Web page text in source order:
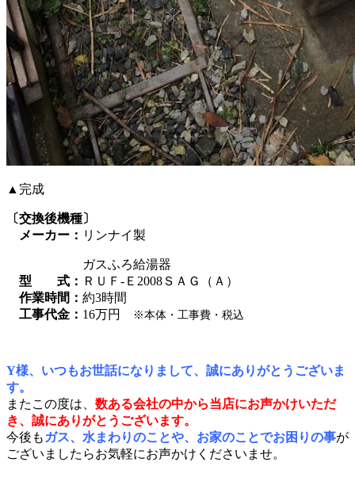
▲完成
〔交換後機種〕
メーカー： リンナイ製
ガスふろ給湯器
型 式： ＲＵＦ-Ｅ2008ＳＡＧ（Ａ）
作業時間： 約3時間
工事代金： 16万円 ※本体・工事費・税込
Y様、いつもお世話になりまして、誠にありがとうございま
す。
またこの度は、 数ある会社の中から当店にお声かけいただ
き、誠にありがとうございます。
今後も ガス、水まわりのことや、お家のことでお困りの事が
ございましたらお気軽にお声かけくださいませ。